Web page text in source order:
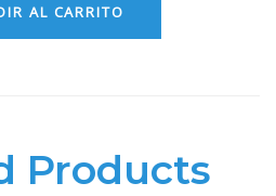
AL CARRITO
Products